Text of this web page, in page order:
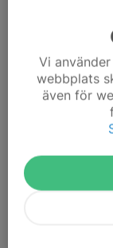
tillkommer när
Om du inte kan
någon annan.
Kiosk och
15 sep 2025
Förutom våra
Vi
webbplats
även för